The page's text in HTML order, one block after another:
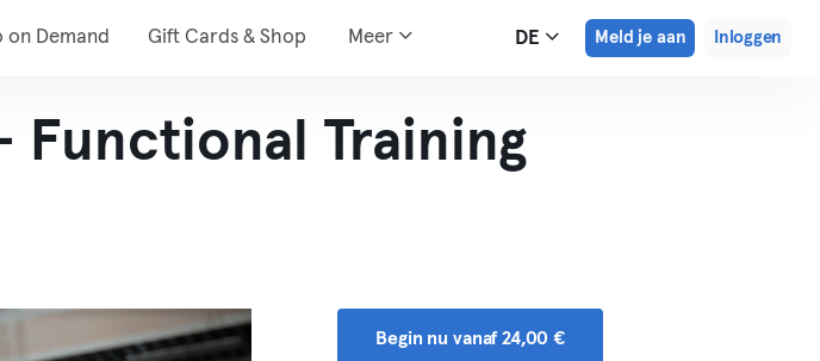
on Demand Gift Cards & Shop Meer DE Meld je aan Inloggen
Functional Training
Begin nu vanaf 24,00 €